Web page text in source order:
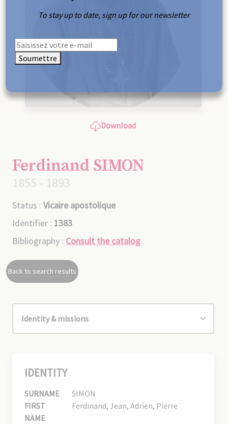
Download
Ferdinand SIMON
1855 - 1893
Status : Vicaire apostolique
Identifier : 1383
Bibliography : Consult the catalog
Back to search results
IDENTITY
SURNAME
SIMON
FIRST
NAME
Ferdinand, Jean, Adrien, Pierre
To stay up to date, sign up for our newsletter
Soumettre